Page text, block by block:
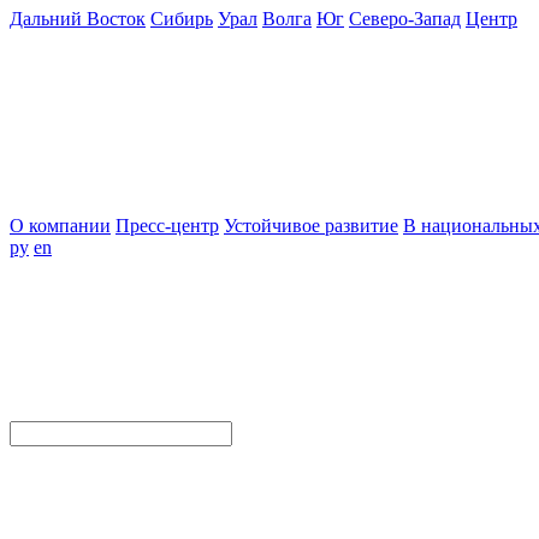
Дальний Восток Сибирь Урал Волга Юг Северо-Запад Центр
О компании Пресс-центр Устойчивое развитие В
ру en